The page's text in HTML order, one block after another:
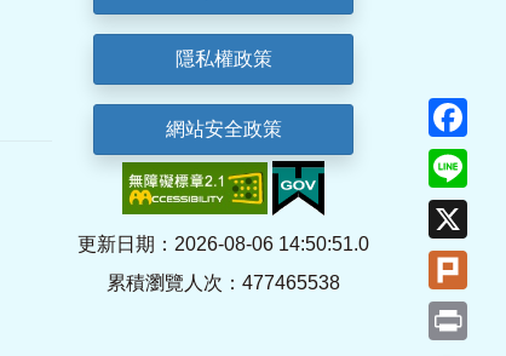
隱私權政策
網站安全政策
更新日期：2026-08-06 14:50:51.0
累積瀏覽人次：477465538